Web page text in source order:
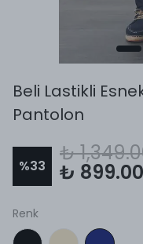
Beli Lastikli
Pantolon
%33
₺
₺ 899.00
Renk